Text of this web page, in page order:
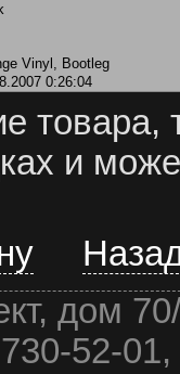
Vinyl, Bootleg
0:26:04
товара,
и
дом
52-